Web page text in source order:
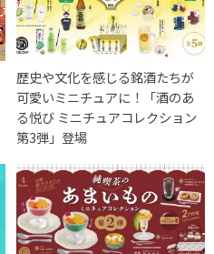
歴史や文化を感じる銘酒たちが
可愛いミニチュアに！「酒のあ
る悦び ミニチュアコレクション
第3弾」登場